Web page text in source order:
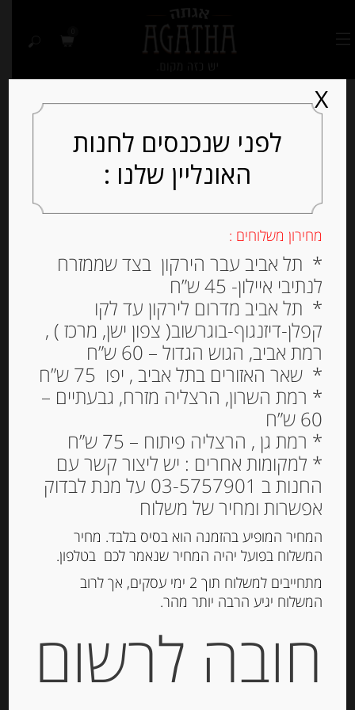
חמאה “פייסון ברטון”
במליחות עדינה 250 גרם
LE BEURRE MOULE
₪34.00
מחיר ל 100 גרם: 13.60 ש"ח
הוספה לסל
3412290015997
לפני שנכנסים לחנות
האונליין שלנו :
מחירון משלוחים :
* תל אביב עבר הירקון בצד שממזרח
לנתיבי איילון- 45 ש”ח
* תל אביב מדרום לירקון עד לקו
קפלן-דיזנגוף-בוגרשוב( צפון ישן, מרכז ) ,
רמת אביב, הגוש הגדול – 60 ש”ח
* שאר האזורים בתל אביב , יפו 75 ש”ח
* רמת השרון, הרצליה מזרח, גבעתיים –
60 ש”ח
* רמת גן , הרצליה פיתוח – 75 ש”ח
* למקומות אחרים : יש ליצור קשר עם
החנות ב 03-5757901 על מנת לבדוק
אפשרות ומחיר של משלוח
המחיר המופיע בהזמנה הוא בסיס בלבד. מחיר
המשלוח בפועל יהיה המחיר שנאמר לכם בטלפון.
מתחייבים למשלוח תוך 2 ימי עסקים, אך לרוב
המשלוח יגיע הרבה יותר מהר.
חובה לרשום
X